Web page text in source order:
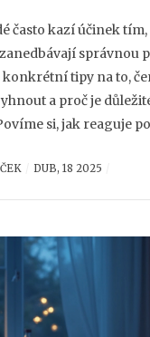
často kazí účinek
správnou
tipy na to,
a proč je
si, jak reaguje
pleť opravdu těžila
DUB, 18 2025